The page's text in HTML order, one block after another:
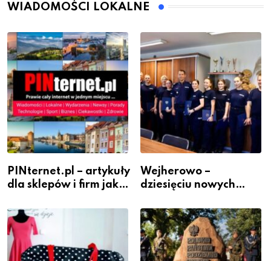
WIADOMOŚCI LOKALNE
PINternet.pl – artykuły
dla sklepów i firm jako
widoczność
Wejherowo –
dziesięciu nowych
szeregach Komendy
Powiatowej